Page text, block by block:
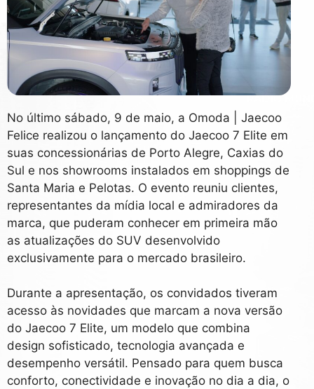
No último sábado, 9 de maio, a Omoda | Jaecoo
Felice realizou o lançamento do Jaecoo 7 Elite em
suas concessionárias de Porto Alegre, Caxias do
Sul e nos showrooms instalados em shoppings de
Santa Maria e Pelotas. O evento reuniu clientes,
representantes da mídia local e admiradores da
marca, que puderam conhecer em primeira mão
as atualizações do SUV desenvolvido
exclusivamente para o mercado brasileiro.
Durante a apresentação, os convidados tiveram
acesso às novidades que marcam a nova versão
do Jaecoo 7 Elite, um modelo que combina
design sofisticado, tecnologia avançada e
desempenho versátil. Pensado para quem busca
conforto, conectividade e inovação no dia a dia, o